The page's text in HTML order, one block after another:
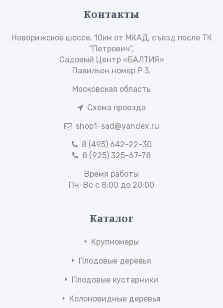
Контакты
Новорижское шоссе, 10км от МКАД, съезд после ТК
“Петрович”,
Садовый Центр «БАЛТИЯ»
Павильон номер Р 3.
Московская область
Схема проезда
shop1-sad@yandex.ru
8 (495) 642-22-30
8 (925) 325-67-78
Время работы
Пн-Вс с 8:00 до 20:00
Каталог
Крупномеры
Плодовые деревья
Плодовые кустарники
Колоновидные деревья